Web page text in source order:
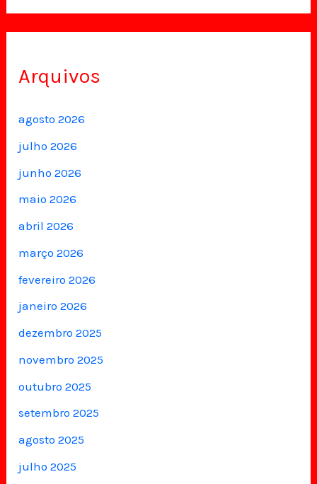
Arquivos
agosto 2026
julho 2026
junho 2026
maio 2026
abril 2026
março 2026
fevereiro 2026
janeiro 2026
dezembro 2025
novembro 2025
outubro 2025
setembro 2025
agosto 2025
julho 2025